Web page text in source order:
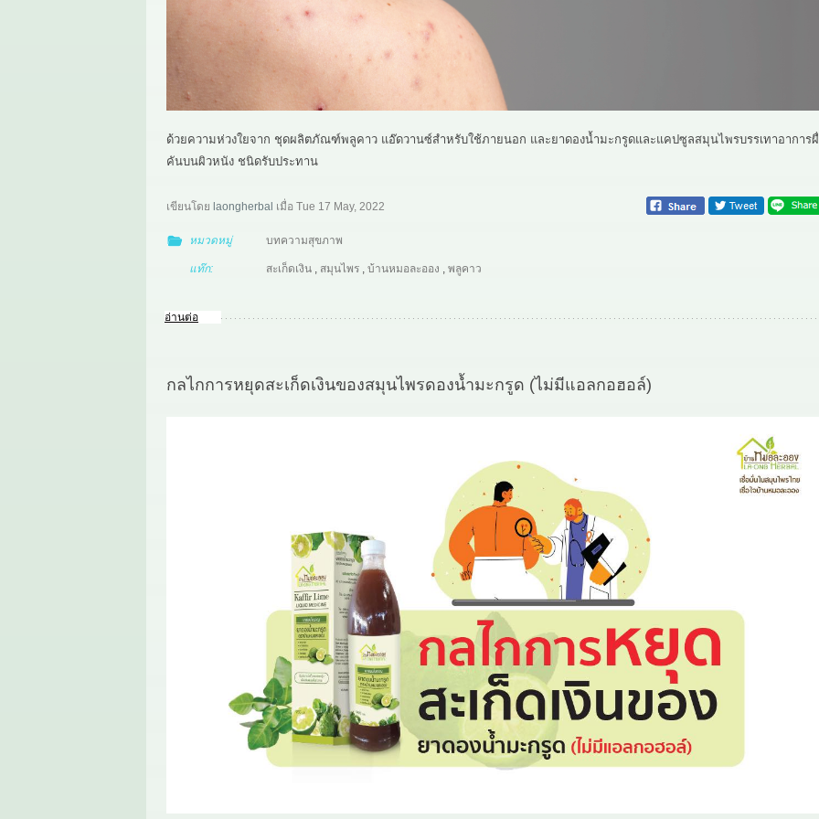
ด้วยความห่วงใยจาก ชุดผลิตภัณฑ์พลูคาว แอ๊ดวานซ์สำหรับใช้ภายนอก และยาดองน้ำมะกรูดและแคปซูลสมุนไพรบรรเทาอาการ
คันบนผิวหนัง ชนิดรับประทาน
เขียนโดย laongherbal เมื่อ Tue 17 May, 2022
หมวดหมู่ บทความสุขภาพ
แท๊ก: สะเก็ดเงิน, สมุนไพร, บ้านหมอละออง , พลูคาว
อ่านต่อ
กลไกการหยุดสะเก็ดเงินของสมุนไพรดองน้ำมะกรูด (ไม่มีแอลกอฮอล์)